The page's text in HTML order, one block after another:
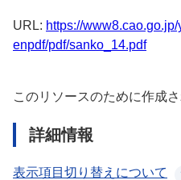
URL: https://
enpdf/pdf/sanko_14.pdf
このリソースのために作成
詳細情報
表示項目切り替えについて